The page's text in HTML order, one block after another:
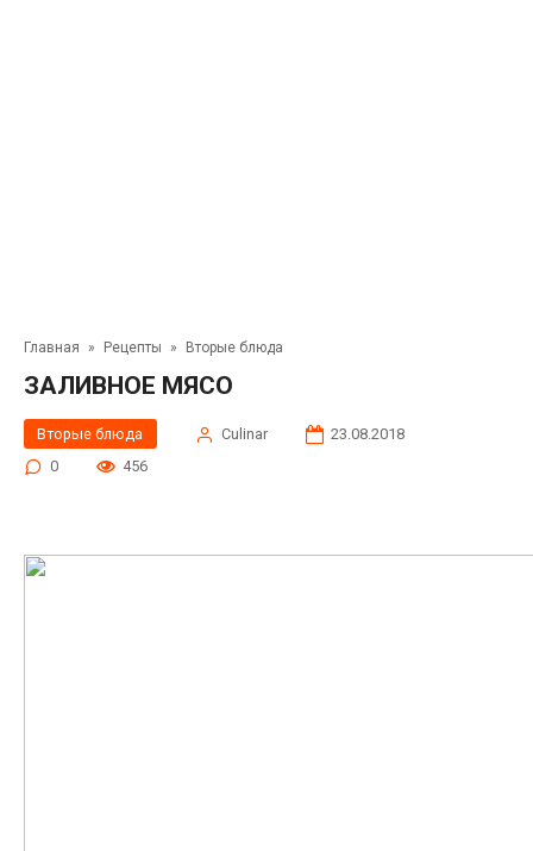
Главная » Рецепты » Вторые блюда
ЗАЛИВНОЕ МЯСО
Вторые блюда Сulinar
23.08.2018
0
456